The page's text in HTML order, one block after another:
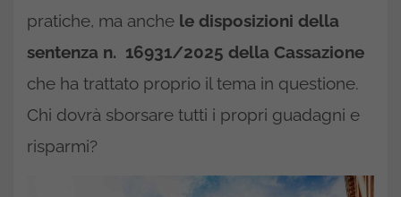
pratiche, ma anche le disposizioni della
sentenza n. 16931/2025 della Cassazione
che ha trattato proprio il tema in questione.
Chi dovrà sborsare tutti i propri guadagni e
risparmi?